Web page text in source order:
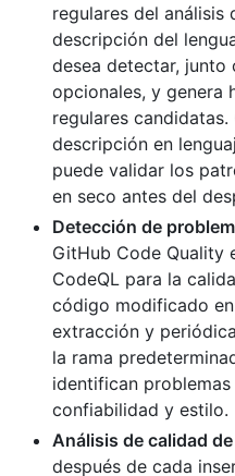
regulares del análisis
descripción del
desea detectar, junto
opcionales, y genera
regulares
descripción en
puede validar los
en seco antes del
Detección de
GitHub Code Quality
CodeQL para la
código modificado
extracción y
la rama
identifican
confiabilidad y estilo.
Análisis de calidad
después de cada